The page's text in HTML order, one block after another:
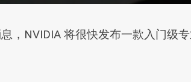
，NVIDIA 将很快发布一款入门级